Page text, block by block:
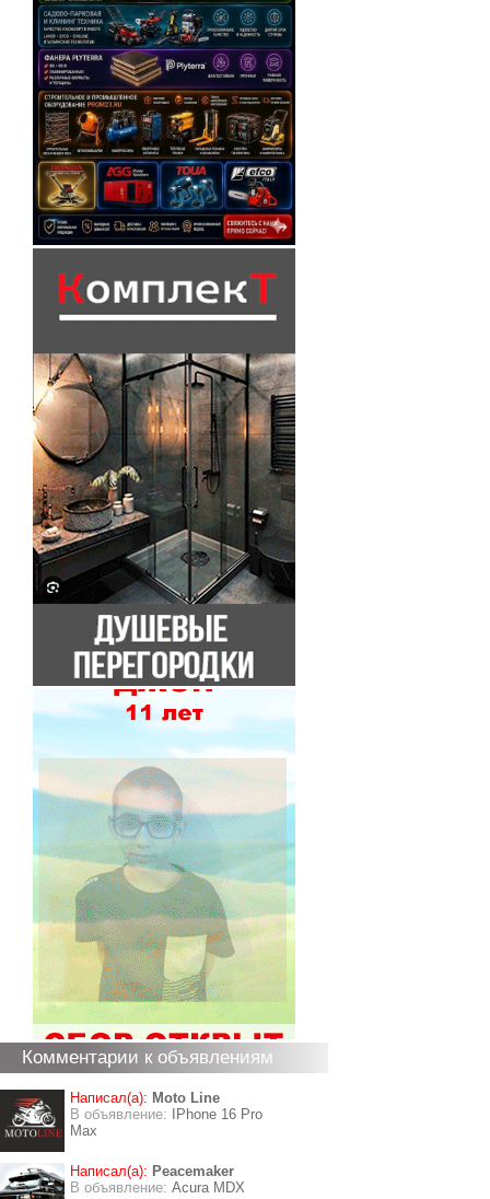
Комментарии к объявлениям
Написал(а): Moto Line
В объявление:
IPhone 16 Pro
Max
Написал(а): Peacemaker
В объявление: Acura MDX